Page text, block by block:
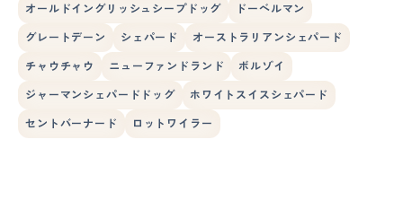
オールドイングリッシュシープドッグ ドーベルマン
グレートデーン シェパード オーストラリアンシェパード
チャウチャウ ニューファンドランド ボルゾイ
ジャーマンシェパードドッグ ホワイトスイスシェパード
セントバーナード ロットワイラー